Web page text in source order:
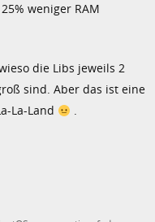
weniger RAM
die Libs jeweils 2
sind. Aber das ist eine
La-Land
.